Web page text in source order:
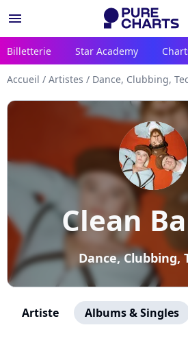
menu
Billetterie Star Academy
Accueil / Artistes / Dance, Clubbing,
Clean
Dance, Clubbing,
Artiste Albums & Singles